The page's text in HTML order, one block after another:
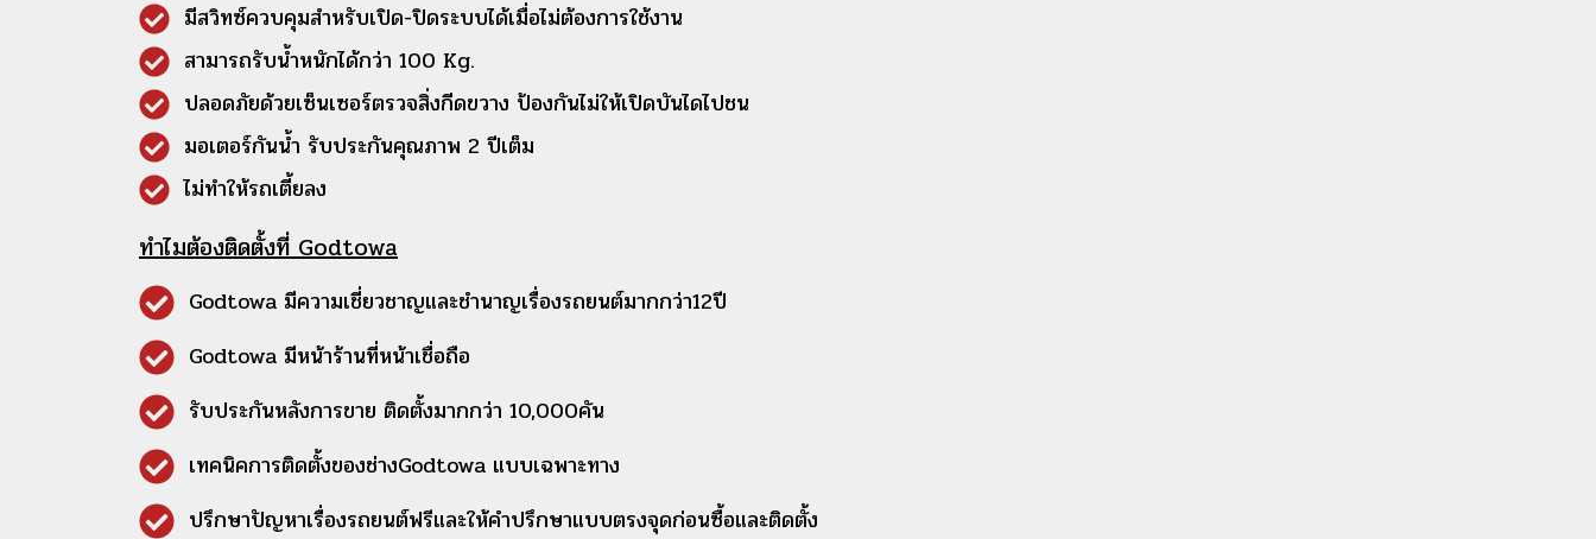
มีสวิทซ์ควบคุมสำหรับเปิด-ปิดระบบได้เมื่อไม่ต้องการใช้งาน
สามารถรับน้ำหนักได้กว่า 100 Kg.
ปลอดภัยด้วยเซ็นเซอร์ตรวจสิ่งกีดขวาง ป้องกันไม่ให้เปิดบันไดไปชน
มอเตอร์กันน้ำ รับประกันคุณภาพ 2 ปีเต็ม
ไม่ทำให้รถเตี้ยลง
ทำไมต้องติดตั้งที่ Godtowa
Godtowa มีความเชี่ยวชาญและชำนาญเรื่องรถยนต์มากกว่า12ปี
Godtowa มีหน้าร้านที่หน้าเชื่อถือ
รับประกันหลังการขาย ติดตั้งมากกว่า 10,000คัน
เทคนิคการติดตั้งของช่างGodtowa แบบเฉพาะทาง
ปรึกษาปัญหาเรื่องรถยนต์ฟรีและให้คำปรึกษาแบบตรงจุดก่อนซื้อและติดตั้ง